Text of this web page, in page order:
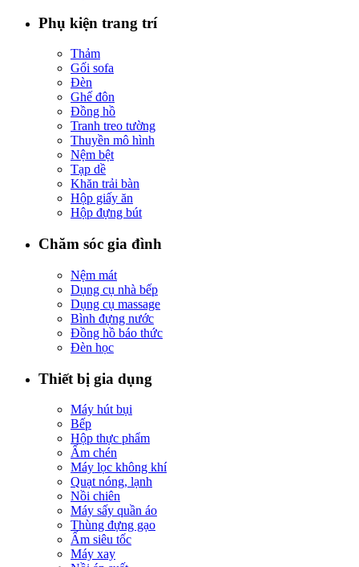
Phụ kiện trang trí
Thảm
Gối sofa
Đèn
Ghế đôn
Đồng hồ
Tranh treo tường
Thuyền mô hình
Nệm bệt
Tạp dề
Khăn trải bàn
Hộp giấy ăn
Hộp đựng bút
Chăm sóc gia đình
Nệm mát
Dụng cụ nhà bếp
Dụng cụ massage
Bình đựng nước
Đồng hồ báo thức
Đèn học
Thiết bị gia dụng
Máy hút bụi
Bếp
Hộp thực phẩm
Ấm chén
Máy lọc không khí
Quạt nóng, lạnh
Nồi chiên
Máy sấy quần áo
Thùng đựng gạo
Ấm siêu tốc
Máy xay